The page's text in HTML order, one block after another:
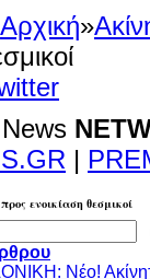
Αρχική»
|
ενοικίαση θεσμικοί
Νέο!